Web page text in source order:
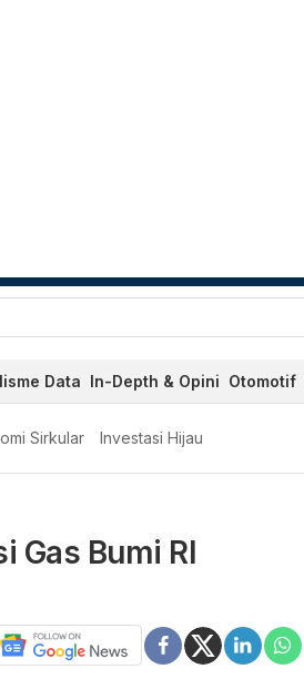
Data In-Depth & Opini Otomotif
Sirkular Investasi Hijau
Gas Bumi RI